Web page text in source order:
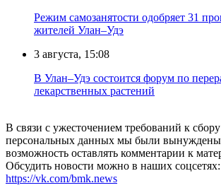
Режим самозанятости одобряет 31
жителей Улан–Удэ
3 августа, 15:08
В Улан–Удэ состоится форум по
лекарственных растений
В связи с ужесточением требований к
персональных данных мы были вынуждены
возможность оставлять комментарии к
Обсудить новости можно в наших соцсетях:
https://vk.com/bmk.news